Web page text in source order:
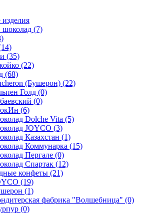
шоколад (7)
(35)
(22)
(68)
(Бушерон) (22)
Голд (0)
(0)
(6)
Dolche Vita (5)
JOYCO (3)
Казахстан (1)
Коммунарка (15)
Пергале (0)
Спартак (12)
конфеты (21)
(19)
(1)
фабрика "Волшебница" (0)
(0)